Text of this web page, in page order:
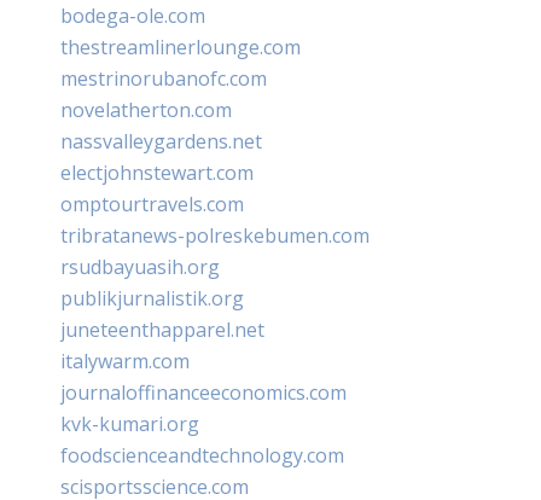
bodega-ole.com
thestreamlinerlounge.com
mestrinorubanofc.com
novelatherton.com
nassvalleygardens.net
electjohnstewart.com
omptourtravels.com
tribratanews-polreskebumen.com
rsudbayuasih.org
publikjurnalistik.org
juneteenthapparel.net
italywarm.com
journaloffinanceeconomics.com
kvk-kumari.org
foodscienceandtechnology.com
scisportsscience.com